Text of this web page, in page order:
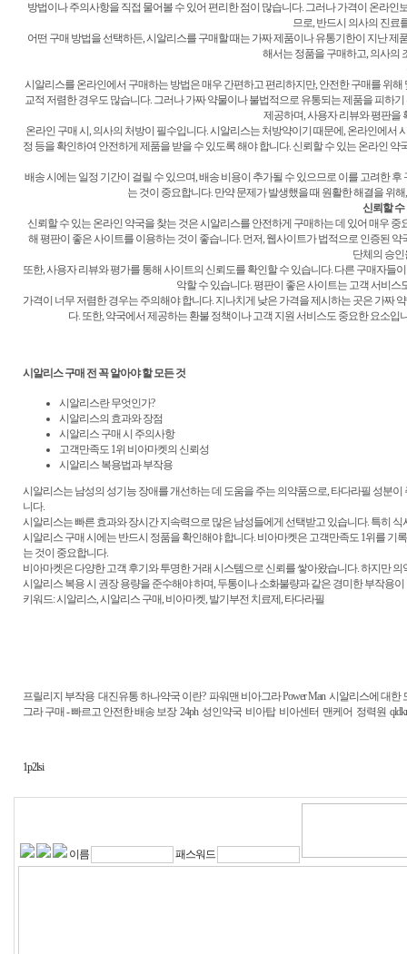
방법이나 주의사항을 직접 물어볼 수 있어 편리한 점이 많습니다. 그러나 가격이 온라
므로, 반드시 의사의 진료
어떤 구매 방법을 선택하든, 시알리스를 구매할 때는 가짜 제품이나 유통기한이 지난
해서는 정품을 구매하고, 의사의
시알리스를 온라인에서 구매하는 방법은 매우 간편하고 편리하지만, 안전한 구매를 위
교적 저렴한 경우도 많습니다. 그러나 가짜 약물이나 불법적으로 유통되는 제품을 피하
제공하며, 사용자 리뷰와 평판을
온라인 구매 시, 의사의 처방이 필수입니다. 시알리스는 처방약이기 때문에, 온라인에서
정 등을 확인하여 안전하게 제품을 받을 수 있도록 해야 합니다. 신뢰할 수 있는 온라인
배송 시에는 일정 기간이 걸릴 수 있으며, 배송 비용이 추가될 수 있으므로 이를 고려한
는 것이 중요합니다. 만약 문제가 발생했을 때 원활한 해결을 위
신뢰할 수
신뢰할 수 있는 온라인 약국을 찾는 것은 시알리스를 안전하게 구매하는 데 있어 매우
해 평판이 좋은 사이트를 이용하는 것이 좋습니다. 먼저, 웹사이트가 법적으로 인증된
단체의 승
또한, 사용자 리뷰와 평가를 통해 사이트의 신뢰도를 확인할 수 있습니다. 다른 구매자
악할 수 있습니다. 평판이 좋은 사이트는 고객 서비
가격이 너무 저렴한 경우는 주의해야 합니다. 지나치게 낮은 가격을 제시하는 곳은 가짜
다. 또한, 약국에서 제공하는 환불 정책이나 고객 지원 서비스도 중요한 요소
시알리스 구매 전 꼭 알아야 할 모든 것
시알리스란 무엇인가?
시알리스의 효과와 장점
시알리스 구매 시 주의사항
고객만족도 1위 비아마켓의 신뢰성
시알리스 복용법과 부작용
시알리스는 남성의 성기능 장애를 개선하는 데 도움을 주는 의약품으로, 타다라필 성분
니다.
시알리스는 빠른 효과와 장시간 지속력으로 많은 남성들에게 선택받고 있습니다. 특히
시알리스 구매 시에는 반드시 정품을 확인해야 합니다. 비아마켓은 고객만족도 1위를
는 것이 중요합니다.
비아마켓은 다양한 고객 후기와 투명한 거래 시스템으로 신뢰를 쌓아왔습니다. 하지만
시알리스 복용 시 권장 용량을 준수해야 하며, 두통이나 소화불량과 같은 경미한 부작용
키워드: 시알리스, 시알리스 구매, 비아마켓, 발기부전 치료제, 타다라필
프릴리지 부작용 대진유통 하나약국 이란? 파워맨 비아그라 Power Man 시알리스에 대한
그라 구매 - 빠르고 안전한 배송 보장 24ph 성인약국 비아탑 비아센터 맨케어 정력원
1p2lsi
이름 패스워드